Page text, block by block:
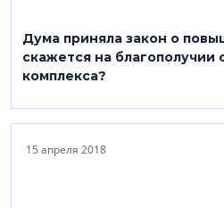
Дума приняла закон о
скажется на благополучии
комплекса?
15 апреля 2018